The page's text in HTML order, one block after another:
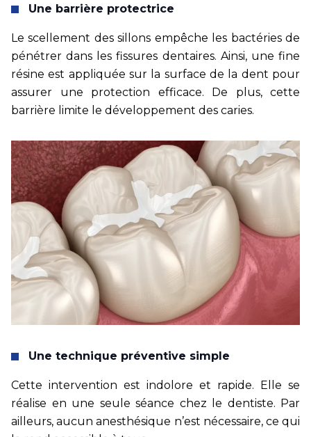
Une barrière protectrice
Le scellement des sillons empêche les bactéries de
pénétrer dans les fissures dentaires. Ainsi, une fine
résine est appliquée sur la surface de la dent pour
assurer une protection efficace. De plus, cette
barrière limite le développement des caries.
Une technique préventive simple
Cette intervention est indolore et rapide. Elle se
réalise en une seule séance chez le dentiste. Par
ailleurs, aucun anesthésique n’est nécessaire, ce qui